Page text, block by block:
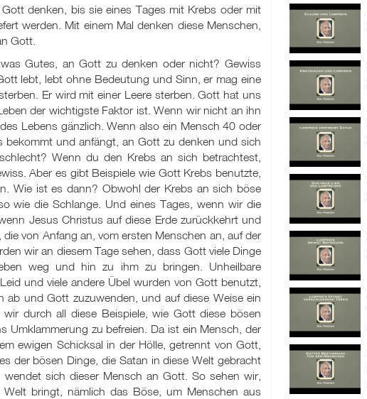
denken, bis sie eines Tages mit Krebs oder mit
werden. Mit einem Mal denken diese Menschen,
Gott.
Gutes, an Gott zu denken oder nicht? Gewiss
lebt, lebt ohne Bedeutung und Sinn, er mag eine
Er wird mit einer Leere sterben. Gott hat uns
der wichtigste Faktor ist. Wenn wir nicht an ihn
Lebens gänzlich. Wenn also ein Mensch 40 oder
und anfängt, an Gott zu denken und sich
Wenn du den Krebs an sich betrachtest,
Aber es gibt Beispiele wie Gott Krebs benutzte,
Wie ist es dann? Obwohl der Krebs an sich böse
wie die Schlange. Und eines Tages, wenn wir die
Jesus Christus auf diese Erde zurückkehrt und
von Anfang an, vom ersten Menschen an, auf der
wir an diesem Tage sehen, dass Gott viele Dinge
weg und hin zu ihm zu bringen. Unheilbare
und viele andere Übel wurden von Gott benutzt,
und Gott zuzuwenden, und auf diese Weise ein
durch all diese Beispiele, wie Gott diese bösen
Umklammerung zu befreien. Da ist ein Mensch, der
ewigen Schicksal in der Hölle, getrennt von Gott,
der bösen Dinge, die Satan in diese Welt gebracht
sich dieser Mensch an Gott. So sehen wir,
bringt, nämlich das Böse, um Menschen aus